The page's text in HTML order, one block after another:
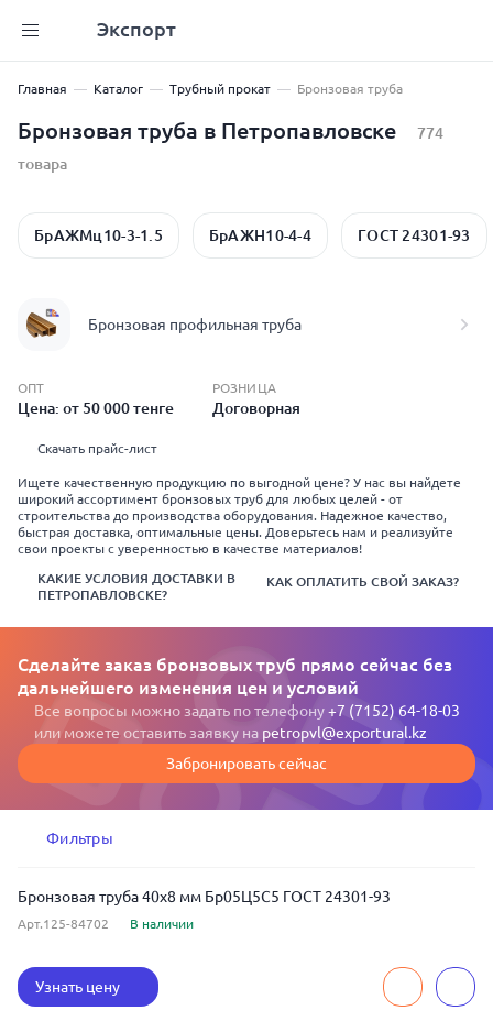
Экспорт
Главная Каталог Трубный прокат Бронзовая труба
Бронзовая труба в Петропавловске
774
товара
БрАЖМц10-3-1.5 БрАЖН10-4-4 ГОСТ 24301-93
Бронзовая профильная труба
ОПТ
Цена: от 50 000 тенге
РОЗНИЦА
Договорная
Скачать прайс-лист
Ищете качественную продукцию по выгодной цене? У нас вы найдете
широкий ассортимент бронзовых труб для любых целей - от
строительства до производства оборудования. Надежное качество,
быстрая доставка, оптимальные цены. Доверьтесь нам и реализуйте
свои проекты с уверенностью в качестве материалов!
КАКИЕ УСЛОВИЯ ДОСТАВКИ В
ПЕТРОПАВЛОВСКЕ?
КАК ОПЛАТИТЬ СВОЙ ЗАКАЗ?
Сделайте заказ бронзовых труб прямо сейчас без
дальнейшего изменения цен и условий
Все вопросы можно задать по телефону+7 (7152) 64-18-03
или можете оставить заявку на petropvl@exportural.kz
Забронировать сейчас
Фильтры
Бронзовая труба 40x8 мм Бр05Ц5С5 ГОСТ 24301-93
Арт.125-84702 В наличии
Узнать цену